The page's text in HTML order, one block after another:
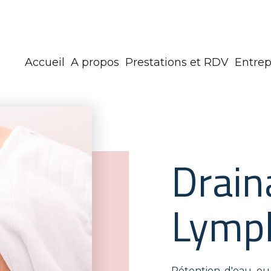
Accueil A propos Prestations et RDV